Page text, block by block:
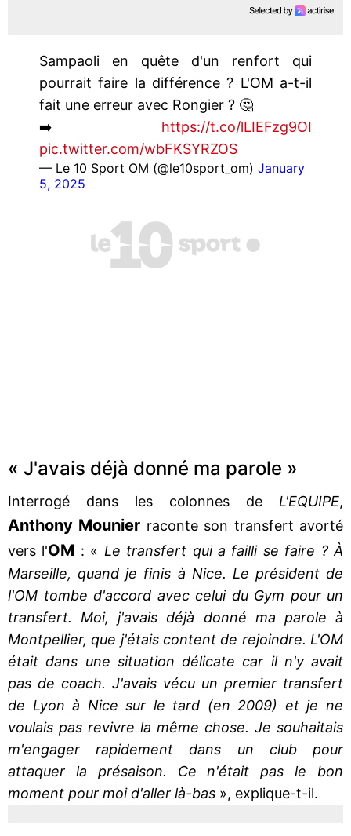
Sampaoli en quête d'un renfort qui
pourrait faire la différence ? L'OM a-t-il
fait une erreur avec Rongier ? 🤔
➡️ https://t.co/lLIEFzg9OI
pic.twitter.com/wbFKSYRZOS
— Le 10 Sport OM (@le10sport_om) January
5, 2025
« J'avais déjà donné ma parole »
Interrogé dans les colonnes de L'EQUIPE,
Anthony Mounier raconte son transfert avorté
vers l'OM : « Le transfert qui a failli se faire ? À
Marseille, quand je finis à Nice. Le président de
l'OM tombe d'accord avec celui du Gym pour un
transfert. Moi, j'avais déjà donné ma parole à
Montpellier, que j'étais content de rejoindre. L'OM
était dans une situation délicate car il n'y avait
pas de coach. J'avais vécu un premier transfert
de Lyon à Nice sur le tard (en 2009) et je ne
voulais pas revivre la même chose. Je souhaitais
m'engager rapidement dans un club pour
attaquer la présaison. Ce n'était pas le bon
moment pour moi d'aller là-bas », explique-t-il.